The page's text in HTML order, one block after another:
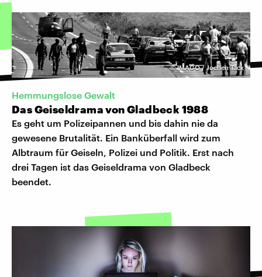
©IMAGO / Jochen Tack
Hemmungslose Gewalt
Das Geiseldrama von Gladbeck 1988
Es geht um Polizeipannen und bis dahin nie da
gewesene Brutalität. Ein Banküberfall wird zum
Albtraum für Geiseln, Polizei und Politik. Erst nach
drei Tagen ist das Geiseldrama von Gladbeck
beendet.